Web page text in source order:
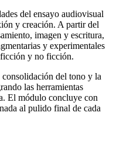
del ensayo audiovisual
y creación. A partir del
imagen y escritura,
y experimentales
ficción y no ficción.
consolidación del tono y la
las herramientas
El módulo concluye con
al pulido final de cada